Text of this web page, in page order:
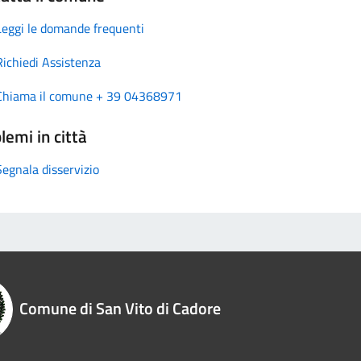
le domande frequenti
Assistenza
il comune + 39 04368971
in città
disservizio
Comune di San Vito di Cadore